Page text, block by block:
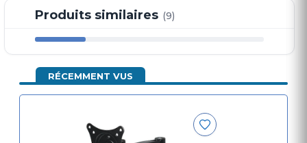
Produits similaires (9)
RÉCEMMENT VUS